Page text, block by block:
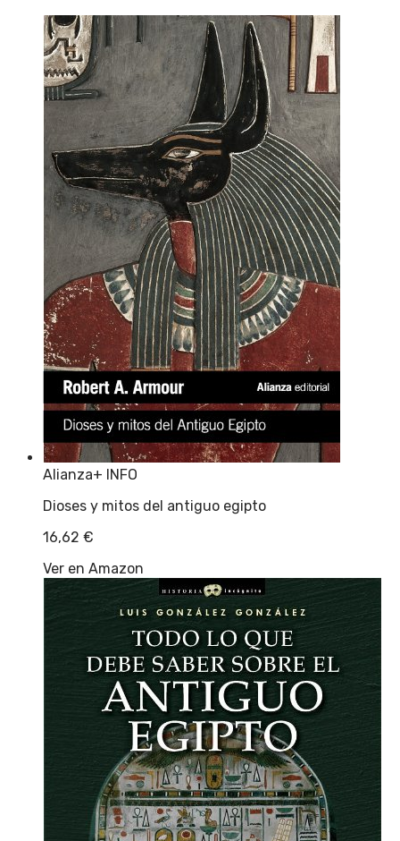
Alianza+ INFO
Dioses y mitos del antiguo egipto
16,62 €
Ver en Amazon